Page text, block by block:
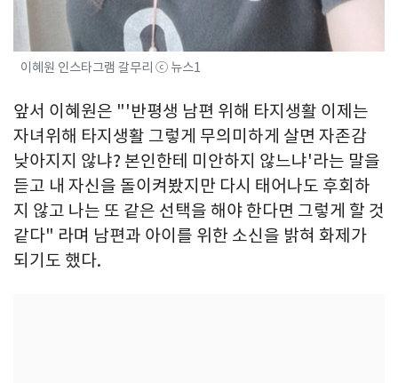
이혜원 인스타그램 갈무리 ⓒ 뉴스1
앞서 이혜원은 "'반평생 남편 위해 타지생활 이제는
자녀위해 타지생활 그렇게 무의미하게 살면 자존감
낮아지지 않냐? 본인한테 미안하지 않느냐'라는 말을
듣고 내 자신을 돌이켜봤지만 다시 태어나도 후회하
지 않고 나는 또 같은 선택을 해야 한다면 그렇게 할 것
같다" 라며 남편과 아이를 위한 소신을 밝혀 화제가
되기도 했다.